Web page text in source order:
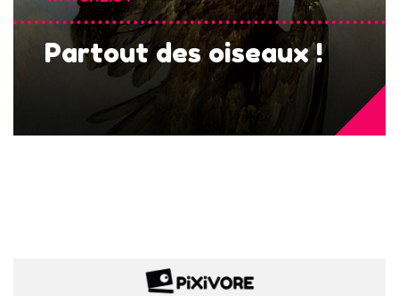
Partout des oiseaux !